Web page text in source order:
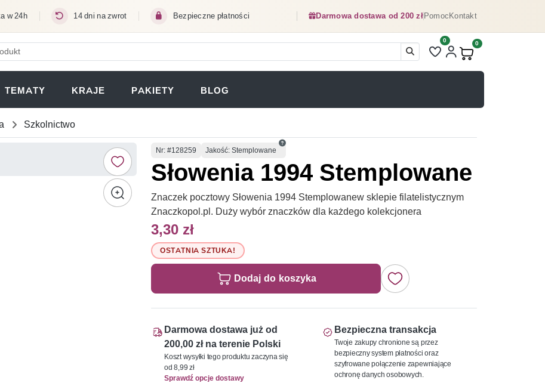
w 24h 14 dni na zwrot Bezpieczne płatności Darmowa dostawa od 200 złPomocKontakt
Liczba pozycji na liście
0
Produkty w koszyku:
0
SIĘ W NOWEJ KARCIE)
TEMATY KRAJE PAKIETY BLOG
Szkolnictwo
Numer
Nr: #128259 Jakość: Stemplowane
Słowenia 1994 Stemplowane
Znaczek pocztowy Słowenia 1994 Stemplowanew sklepie filatelistycznym
Znaczkopol.pl. Duży wybór znaczków dla każdego kolekcjonera
3,30 zł
OSTATNIA SZTUKA!
Dodaj do koszyka
Darmowa dostawa już od
200,00 zł na terenie Polski
Koszt wysyłki tego produktu zaczyna się
od 8,99 zł
Sprawdź opcje dostawy
Bezpieczna transakcja
Twoje zakupy chronione są przez
bezpieczny system płatności oraz
szyfrowane połączenie zapewniające
ochronę danych osobowych.